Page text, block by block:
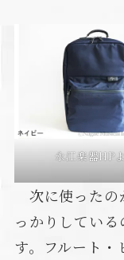
永江楽器HP
次に使ったの
っかりしてい
す。フルート・